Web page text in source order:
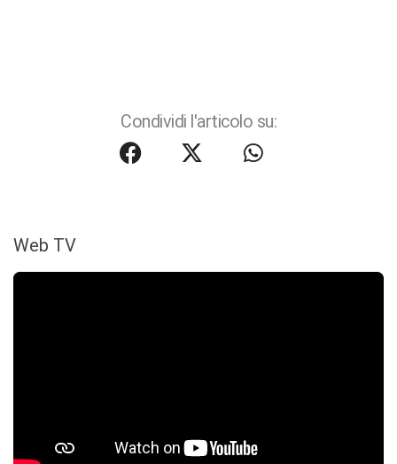
Condividi l'articolo su:
Web TV